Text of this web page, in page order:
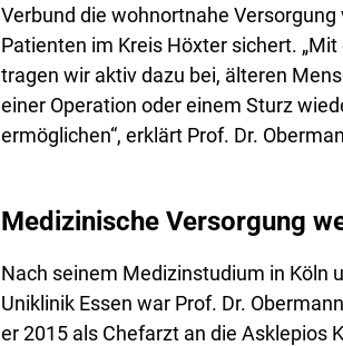
Verbund die wohnortnahe
Patienten im Kreis Höxter sichert.
tragen wir aktiv dazu bei, älteren
einer Operation oder einem Sturz
ermöglichen“, erklärt Prof. Dr.
Medizinische Versorgung
Nach seinem Medizinstudium in Köln
Uniklinik Essen war Prof. Dr.
er 2015 als Chefarzt an die Asklepios